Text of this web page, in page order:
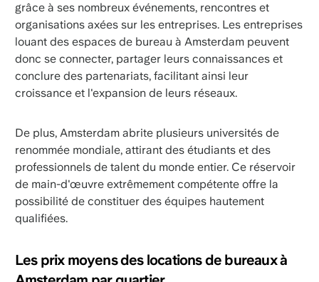
grâce à ses nombreux événements, rencontres et
organisations axées sur les entreprises. Les entreprises
louant des espaces de bureau à Amsterdam peuvent
donc se connecter, partager leurs connaissances et
conclure des partenariats, facilitant ainsi leur
croissance et l'expansion de leurs réseaux.
De plus, Amsterdam abrite plusieurs universités de
renommée mondiale, attirant des étudiants et des
professionnels de talent du monde entier. Ce réservoir
de main-d'œuvre extrêmement compétente offre la
possibilité de constituer des équipes hautement
qualifiées.
Les prix moyens des locations de bureaux à